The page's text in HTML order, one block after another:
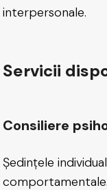
interpersonale.
Servicii
Consiliere
Ședințele
comportamentale.